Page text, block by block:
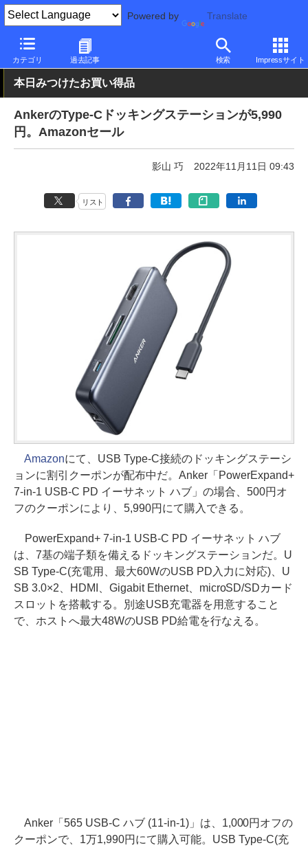
Powered by Translate
カテゴリ 過去記事 検索 Impressサイト
PC Watch 半導体/周辺機器
本日みつけたお買い得品
AnkerのType-Cドッキングステーションが5,990
円。Amazonセール
影山 巧 2022年11月11日 09:43
リスト
Amazonにて、USB Type-C接続のドッキングステーシ
ョンに割引クーポンが配布中だ。Anker「PowerExpand+
7-in-1 USB-C PD イーサネット ハブ」の場合、500円オ
フのクーポンにより、5,990円にて購入できる。
PowerExpand+ 7-in-1 USB-C PD イーサネット ハブ
は、7基の端子類を備えるドッキングステーションだ。U
SB Type-C(充電用、最大60WのUSB PD入力に対応)、U
SB 3.0×2、HDMI、Gigabit Ethernet、microSD/SDカード
スロットを搭載する。別途USB充電器を用意すること
で、ホストへ最大48WのUSB PD給電を行なえる。
Anker「565 USB-C ハブ (11-in-1)」は、1,000円オフの
クーポンで、1万1,990円にて購入可能。USB Type-C(充